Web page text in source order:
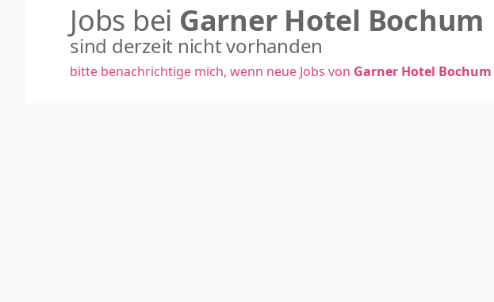
Jobs bei Garner Hotel Bochum
sind derzeit nicht vorhanden
bitte benachrichtige mich, wenn neue Jobs von Garner Hotel Bochum